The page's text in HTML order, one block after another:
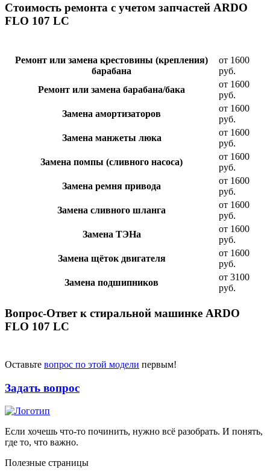
Стоимость ремонта с учетом запчастей ARDO
FLO 107 LC
Ремонт или замена крестовины (крепления)
барабана
от 1600
руб.
Ремонт или замена барабана/бака
от 1600
руб.
Замена амортизаторов
от 1600
руб.
Замена манжеты люка
от 1600
руб.
Замена помпы (сливного насоса)
от 1600
руб.
Замена ремня привода
от 1600
руб.
Замена сливного шланга
от 1600
руб.
Замена ТЭНа
от 1600
руб.
Замена щёток двигателя
от 1600
руб.
Замена подшипников
от 3100
руб.
Вопрос-Ответ к стиральной машинке ARDO
FLO 107 LC
Оставьте вопрос по этой модели первым!
Задать вопрос
Если хочешь что-то починить, нужно всё разобрать. И понять,
где то, что важно.
Полезные страницы